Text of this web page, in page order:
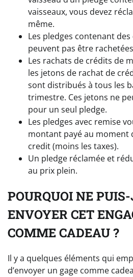
vaisseaux, vous devez
même.
Les pledges contenant
peuvent pas être
Les rachats de crédits de
les jetons de rachat de
sont distribués à tous les
trimestre. Ces jetons ne
pour un seul pledge.
Les pledges avec remise
montant payé au moment
credit (moins les taxes).
Un pledge réclamée et
au prix plein.
POURQUOI NE
ENVOYER CET
COMME CADEAU ?
Il y a quelques éléments qui
d’envoyer un gage comme